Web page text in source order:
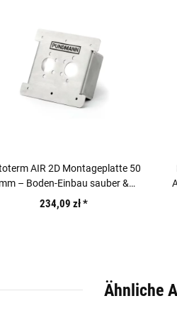
AIR 2D Montageplatte 50
– Boden-Einbau sauber &
platzsparend
234,09 zł*
Ähnliche